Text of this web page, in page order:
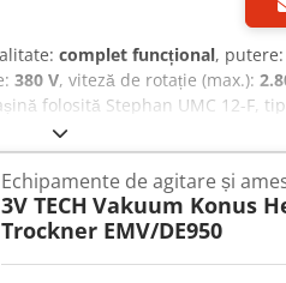
complet funcțional, putere:
380 V, viteză de rotație (max.):
folosită Stephan UMC 12-F,
funcțională și pregătită de
iar viteza de rotație este setată
FD112M10- Număr motor:
faze: 3 Turație: 150-2800 1/
Ry Ezofx Ai Ijrf Pentru
sau să ne contactați telefonic.
Echipamente de agitare și
3V TECH Vakuum Konus
Trockner EMV/DE950